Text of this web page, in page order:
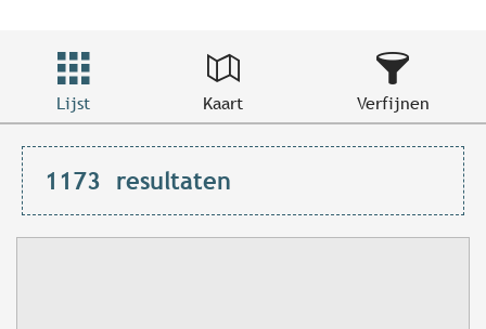
Lijst Kaart Verfijnen
1173 resultaten